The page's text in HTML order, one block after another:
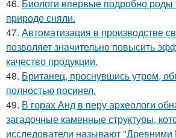
46. Биологи впервые подробно роды
природе сняли.
47. Автоматизация в производстве
позволяет значительно повысить
качество продукции.
48. Британец, проснувшись утром,
полностью посинел.
49. В горах Анд в перу археологи
загадочные каменные структуры,
исследователи называют